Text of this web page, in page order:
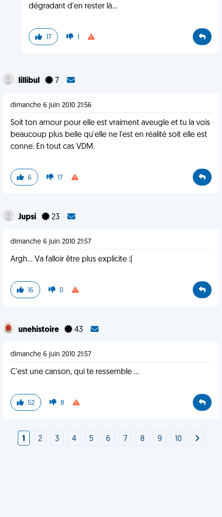
dégradant d'en rester là...
17 1
lillibul 7
dimanche 6 juin 2010 21:56
Soit ton amour pour elle est vraiment aveugle et tu la vois
beaucoup plus belle qu'elle ne l'est en réalité soit elle est
conne. En tout cas VDM.
6 17
Jupsi 23
dimanche 6 juin 2010 21:57
Argh... Va falloir être plus explicite :(
16 0
unehistoire 43
dimanche 6 juin 2010 21:57
C'est une canson, qui te ressemble ...
52 8
1 2 3 4 5 6 7 8 9 10